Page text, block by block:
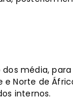
média,
e Norte de
internos.